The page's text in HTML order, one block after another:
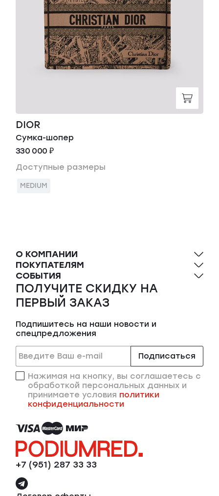
DIOR
Сумка-шопер
330 000 ₽
Доступные размеры
MEDIUM
+7 (951) 287 33 33
О КОМПАНИИ
ПОКУПАТЕЛЯМ
СОБЫТИЯ
ПОЛУЧИТЕ СКИДКУ НА
ПЕРВЫЙ ЗАКАЗ
Подпишитесь на наши новости и
спецпредложения
Подписаться
Нажимая на кнопку, вы соглашаетесь с
обработкой персональных данных и
принимаете условия политики
конфиденциальности